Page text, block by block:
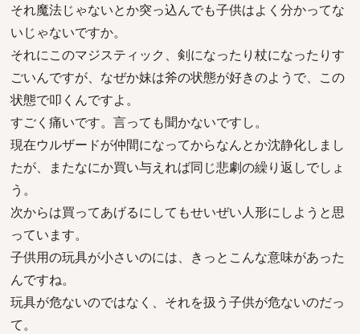
それ魔法じゃないとか突っ込んでも子供はよく分かってな
いじゃないですか。
それにこのマジスティック、剣になったり杖になったりす
ごいんですが、なぜか妹は斧の状態が好きのようで、この
状態で叩くんですよ。
すごく痛いです。言っても聞かないですし。
現在ウルザードが仲間になってからなんとか沈静化しまし
たが、またなにか買い与えれば同じ悲劇の繰り返しでしょ
う。
次からは買ってあげるにしてもせいぜい人形にしようと思
っています。
子供用の玩具が小さいのには、きっとこんな意味があった
んですね。
玩具が危ないのではなく、それを扱う子供が危ないのだっ
て。